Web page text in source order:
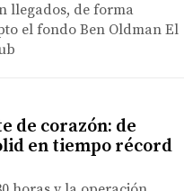
llegados, de forma
el fondo Ben Oldman El
de corazón: de
en tiempo récord